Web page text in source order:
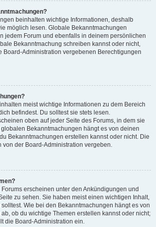
beinhalten wichtige Informationen, deshalb
möglich lesen. Globale Bekanntmachungen
jedem Forum und ebenfalls in deinem persönlichen
Bekanntmachung schreiben kannst oder nicht,
Board-Administration vergebenen Berechtigungen
meist wichtige Informationen zu dem Bereich
befindest. Du solltest sie stets lesen.
oben auf jeder Seite des Forums, in dem sie
Bekanntmachungen hängt es von deinen
Bekanntmachungen erstellen kannst oder nicht. Die
von der Board-Administration vergeben.
erscheinen unter den Ankündigungen und
zu sehen. Sie haben meist einen wichtigen Inhalt,
Wie bei den Bekanntmachungen hängt es von
ob du wichtige Themen erstellen kannst oder nicht;
die Board-Administration ein.